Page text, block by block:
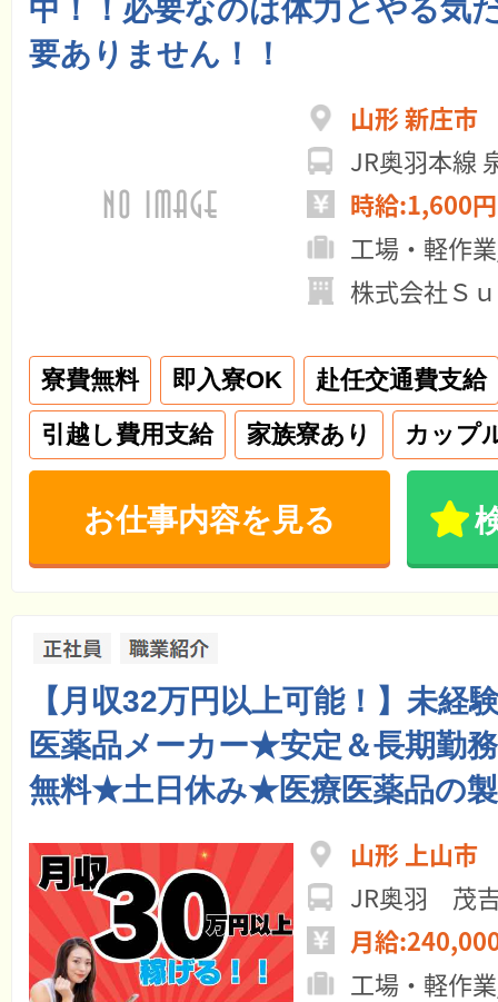
中！！必要なのは体力とやる気
要ありません！！
山形 新庄市
JR奥羽本線
時給:1,600
工場・軽作
株式会社Ｓ
寮費無料 即入寮OK
赴任交通費支給
引越し費用支給
家族寮あり カップ
お仕事内容を見る
【月収32万円以上可能！】未経
医薬品メーカー★安定＆長期勤
無料★土日休み★医療医薬品の
山形 上山市
JR奥羽 茂
月給
工場・軽作